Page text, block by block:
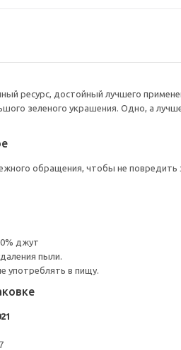
ресурс, достойный лучшего
зеленого украшения. Одно, а
обращения, чтобы не повредить
джут
пыли.
употреблять в пищу.